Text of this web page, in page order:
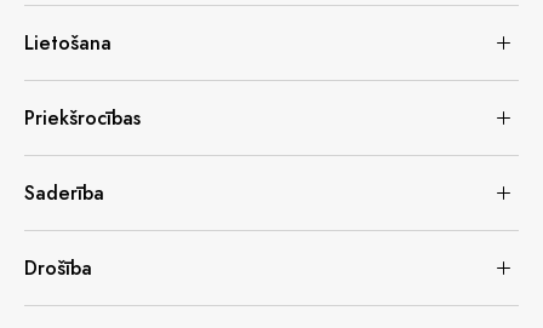
Lietošana
Priekšrocības
Saderība
Drošība